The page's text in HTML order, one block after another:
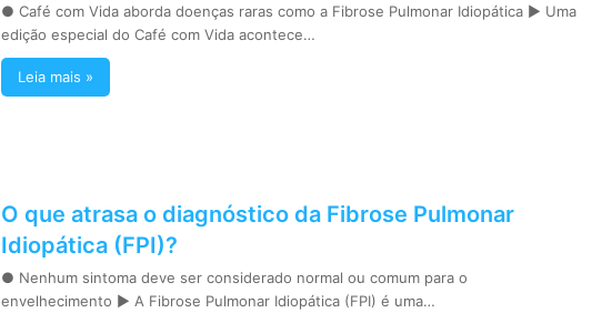
● Café com Vida aborda doenças raras como a Fibrose Pulmonar Idiopática ► Uma
edição especial do Café com Vida acontece…
Leia mais »
O que atrasa o diagnóstico da Fibrose Pulmonar
Idiopática (FPI)?
● Nenhum sintoma deve ser considerado normal ou comum para o
envelhecimento ► A Fibrose Pulmonar Idiopática (FPI) é uma…